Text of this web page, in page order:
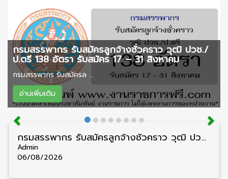
กรมสรรพากร รับสมัครลูกจ้างชั่วคราว วุฒิ ปวช./
ป.ตรี 138 อัตรา รับสมัคร 17 – 31 สิงหาคม
กรมสรรพากร รับสมัครล ...
อ่านเพิ่มเติม
กรมสรรพากร รับสมัครลูกจ้างชั่วคราว วุฒิ ปวช./ป.ตรี 138 อัตรา รับสมัคร 17 – 31 สิงหาคม
Admin
06/08/2026